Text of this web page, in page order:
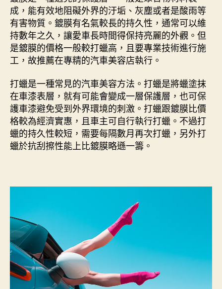
成，能有效地阻礙外界的汙垢、灰塵或者是酸雨等
有害物質。鍍膜有名氣較長的持久性，通常可以維
持數年之久，讓愛車長時間得保持亮麗的外觀。但
是鍍膜的價格一般較打蠟高，且要專業技術進行施
工，故推薦在專精的汽車美容店執行。
打蠟是一種常見的汽車美容方法。打蠟是將蠟塗抹
在車漆表層，就有可能會變成一層保護層，也可保
護車漆避免受到外界環境的刺激。打蠟跟鍍膜比價
格較為經濟實惠，且車主可自行執行打蠟。不過打
蠟的持久性較短，需要每隔數月再次打蠟，另外打
蠟於抗刮擦性能上比鍍膜略遜一籌。